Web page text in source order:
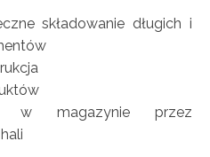
składowanie długich i
w magazynie przez